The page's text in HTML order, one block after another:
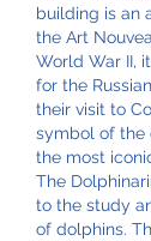
building is an
the Art
World War II,
for the
their visit to
symbol of the
the most
The
to the study
of dolphins.